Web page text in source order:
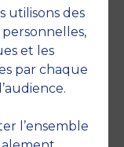
utilisons des
et les
par chaque
l’ensemble